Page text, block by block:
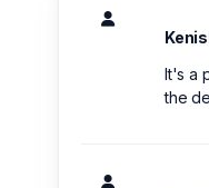
It's a
the